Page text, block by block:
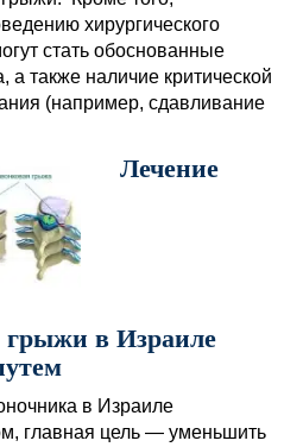
хирургического
стать обоснованные
а также наличие критической
(например, сдавливание
Лечение
грыжи в Израиле
в Израиле
главная цель — уменьшить